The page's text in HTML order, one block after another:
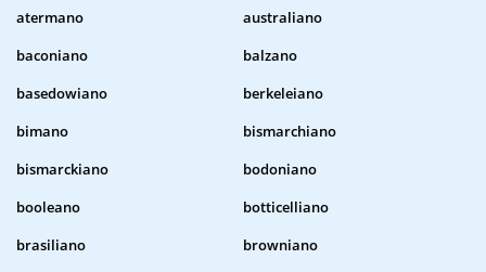
atermano
australiano
baconiano
balzano
basedowiano
berkeleiano
bimano
bismarchiano
bismarckiano
bodoniano
booleano
botticelliano
brasiliano
browniano